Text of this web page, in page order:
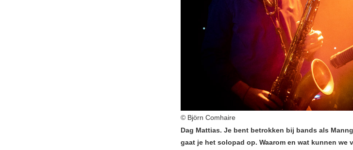
© Björn Comhaire
Dag Mattias. Je bent betrokken bij bands als
gaat je het solopad op. Waarom en wat kunnen we